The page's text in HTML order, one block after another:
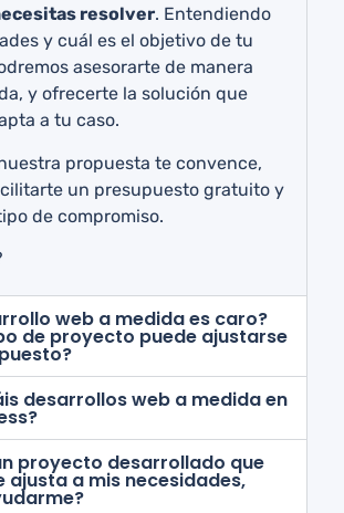
resolver. Entendiendo
y cuál es el objetivo de tu
asesorarte de manera
y ofrecerte la solución que
a tu caso.
propuesta te convence,
un presupuesto gratuito y
de compromiso.
web a medida es caro?
de proyecto puede ajustarse
desarrollos web a medida en
proyecto desarrollado que
ajusta a mis necesidades,